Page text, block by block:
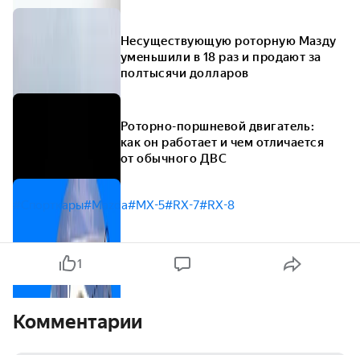
Несуществующую роторную Мазду
уменьшили в 18 раз и продают за
полтысячи долларов
Роторно-поршневой двигатель:
как он работает и чем отличается
от обычного ДВС
#Спорткары#Mazda#MX-5#RX-7#RX-8
1
Комментарии